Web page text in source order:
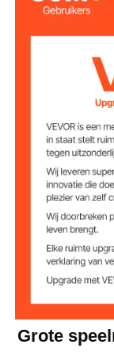
Matmaat
Hoofdmateriaal
Productgewicht
Grote